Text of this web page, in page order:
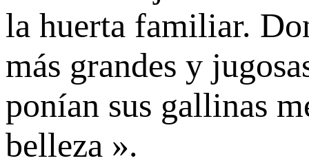
la huerta familiar.
más grandes y
ponían sus gallinas
belleza ».